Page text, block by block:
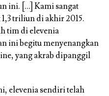
ini. […] Kami sangat
triliun di akhir 2015.
tim di elevenia
ini begitu menyenangkan
yang akrab dipanggil
elevenia sendiri telah